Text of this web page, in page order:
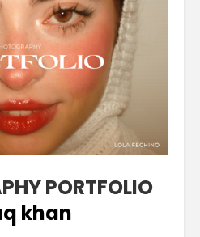
PORTFOLIO
khan